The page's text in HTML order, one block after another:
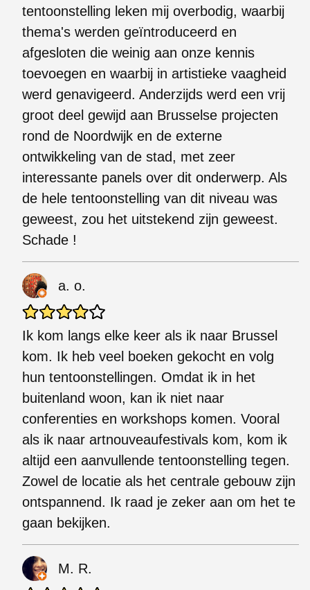
tentoonstelling leken mij overbodig, waarbij
thema's werden geïntroduceerd en
afgesloten die weinig aan onze kennis
toevoegen en waarbij in artistieke vaagheid
werd genavigeerd. Anderzijds werd een vrij
groot deel gewijd aan Brusselse projecten
rond de Noordwijk en de externe
ontwikkeling van de stad, met zeer
interessante panels over dit onderwerp. Als
de hele tentoonstelling van dit niveau was
geweest, zou het uitstekend zijn geweest.
Schade !
a. o.
Ik kom langs elke keer als ik naar Brussel
kom. Ik heb veel boeken gekocht en volg
hun tentoonstellingen. Omdat ik in het
buitenland woon, kan ik niet naar
conferenties en workshops komen. Vooral
als ik naar artnouveaufestivals kom, kom ik
altijd een aanvullende tentoonstelling tegen.
Zowel de locatie als het centrale gebouw zijn
ontspannend. Ik raad je zeker aan om het te
gaan bekijken.
M. R.